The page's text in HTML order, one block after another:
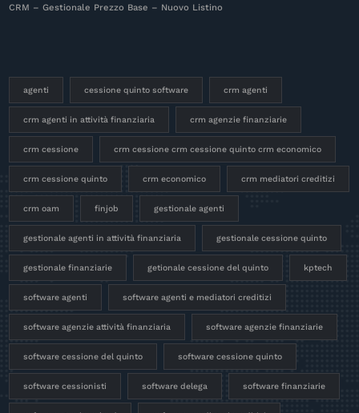
CRM – Gestionale Prezzo Base – Nuovo Listino
agenti cessione quinto software crm agenti
crm agenti in attività finanziaria crm agenzie finanziarie
crm cessione crm cessione crm cessione quinto crm economico
crm cessione quinto crm economico crm mediatori creditizi
crm oam finjob gestionale agenti
gestionale agenti in attività finanziaria gestionale cessione quinto
gestionale finanziarie getionale cessione del quinto kptech
software agenti software agenti e mediatori creditizi
software agenzie attività finanziaria software agenzie finanziarie
software cessione del quinto software cessione quinto
software cessionisti software delega software finanziarie